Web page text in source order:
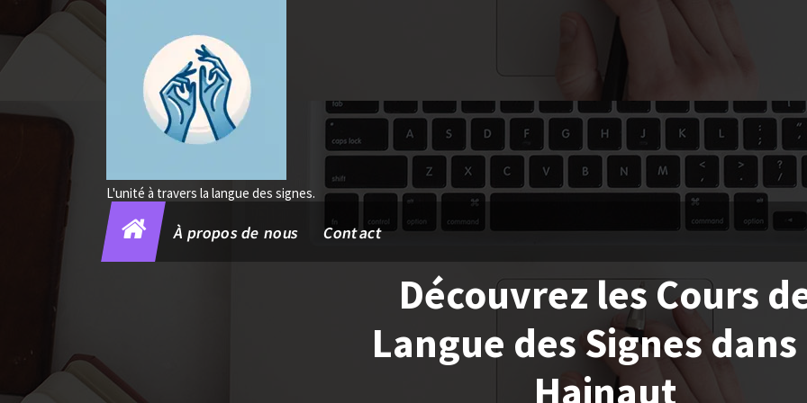
au
contenu
L'unité à travers la langue des signes.
À propos de nous Contact
Découvrez les Cours
Langue des Signes
Hainaut